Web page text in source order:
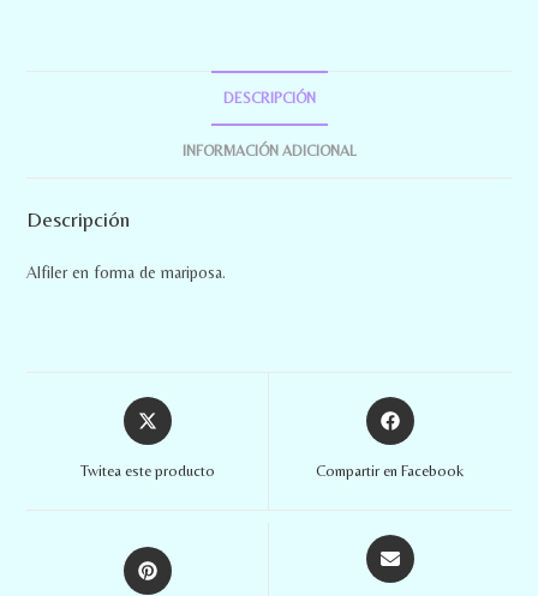
DESCRIPCIÓN
INFORMACIÓN ADICIONAL
Descripción
Alfiler en forma de mariposa.
Twitea este producto Compartir en Facebook